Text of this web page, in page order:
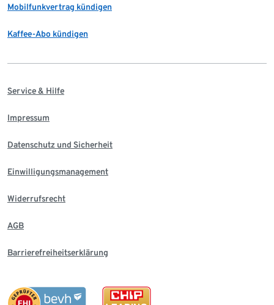
Mobilfunkvertrag kündigen
Kaffee-Abo kündigen
Service & Hilfe
Impressum
Datenschutz und Sicherheit
Einwilligungsmanagement
Widerrufsrecht
AGB
Barrierefreiheitserklärung